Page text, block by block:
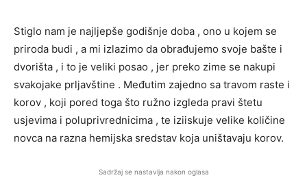
Stiglo nam je najljepše godišnje doba , ono u kojem se
priroda budi , a mi izlazimo da obrađujemo svoje bašte i
dvorišta , i to je veliki posao , jer preko zime se nakupi
svakojake prljavštine . Međutim zajedno sa travom raste i
korov , koji pored toga što ružno izgleda pravi štetu
usjevima i poluprivrednicima , te iziiskuje velike količine
novca na razna hemijska sredstav koja uništavaju korov.
Sadržaj se nastavlja nakon oglasa